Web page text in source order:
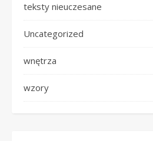
teksty nieuczesane
Uncategorized
wnętrza
wzory